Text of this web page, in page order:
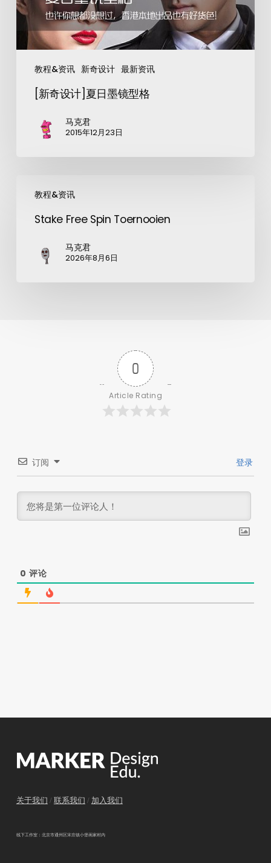
教程&资讯 新奇设计 最新资讯
[新奇设计]夏日墨镜型格
马克君
2015年12月23日
教程&资讯
Stake Free Spin Toernooien
马克君
2026年8月6日
0
Article Rating
订阅 登录
0 评论
关于我们 / 联系我们 / 加入我们
线下工作室：北京市通州区宋庄镇小堡画家村内